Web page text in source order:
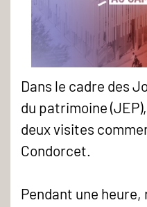
Journée
européenne
du
patrimoine
au
Dans le cadre des
du patrimoine
deux visites
Condorcet.
Pendant une